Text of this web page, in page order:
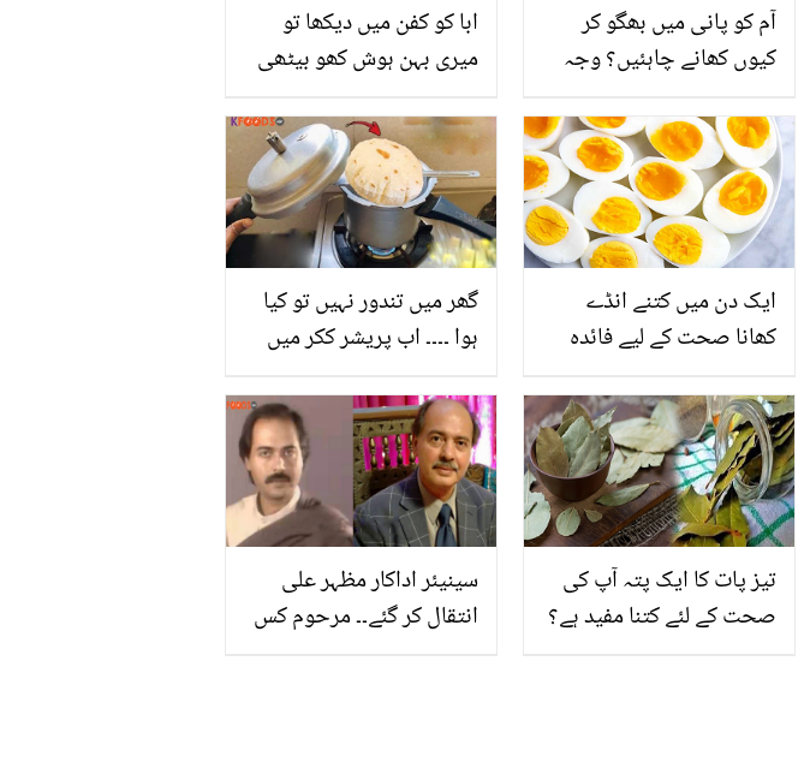
ابا کو کفن میں دیکھا تو
میری بہن ہوش کھو بیٹھی
ہے اور وہ پاگل کب ہوئی؟
بے پناہ دولت مگر رشتوں
سے محروم
آم کو پانی میں بھگو کر
کیوں کھانے چاہئیں؟ وجہ
شروع کردیں گے
گھر میں تندور نہیں تو کیا
ہوا ۔۔۔۔ اب پریشر ککر میں
پکائیں
ایک دن میں کتنے انڈے
کھانا صحت کے لیے فائدہ
سینیئر اداکار مظہر علی
انتقال کر گئے۔۔ مرحوم کس
تیز پات کا ایک پتہ آپ کی
صحت کے لئے کتنا مفید ہے؟